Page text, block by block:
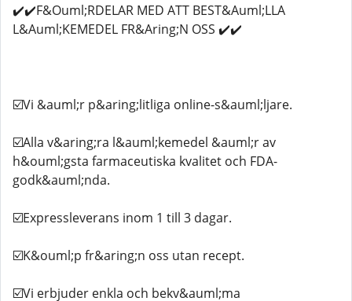
✔️✔️F&Ouml;RDELAR MED ATT BEST&Auml;LLA
L&Auml;KEMEDEL FR&Aring;N OSS ✔️✔️
☑️Vi &auml;r p&aring;litliga online-s&auml;ljare.
☑️Alla v&aring;ra l&auml;kemedel &auml;r av
h&ouml;gsta farmaceutiska kvalitet och FDA-
godk&auml;nda.
☑️Expressleverans inom 1 till 3 dagar.
☑️K&ouml;p fr&aring;n oss utan recept.
☑️Vi erbjuder enkla och bekv&auml;ma